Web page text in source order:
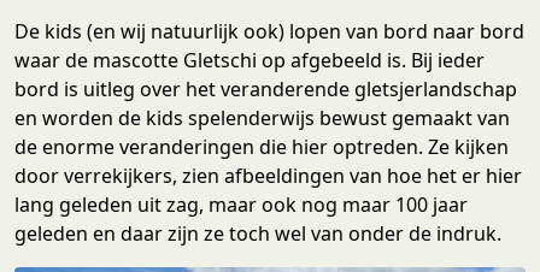
De kids (en wij natuurlijk ook) lopen van bord naar bord
waar de mascotte Gletschi op afgebeeld is. Bij ieder
bord is uitleg over het veranderende gletsjerlandschap
en worden de kids spelenderwijs bewust gemaakt van
de enorme veranderingen die hier optreden. Ze kijken
door verrekijkers, zien afbeeldingen van hoe het er hier
lang geleden uit zag, maar ook nog maar 100 jaar
geleden en daar zijn ze toch wel van onder de indruk.